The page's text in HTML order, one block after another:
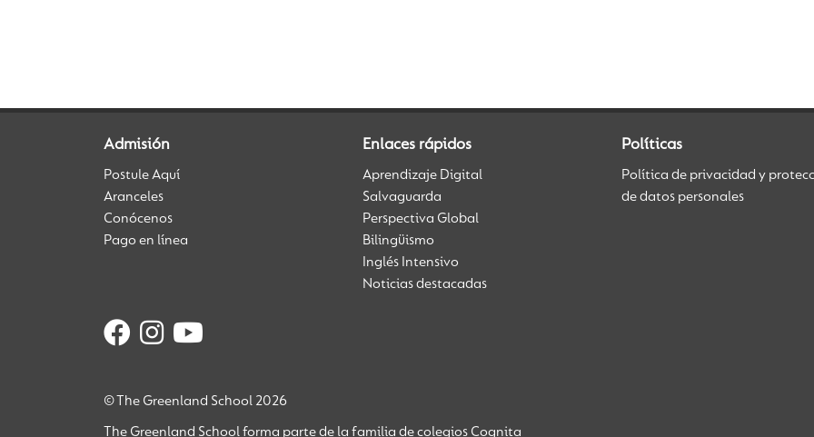
Admisión
Postule Aquí
Aranceles
Conócenos
Pago en línea
Enlaces rápidos
Aprendizaje Digital
Salvaguarda
Perspectiva Global
Bilingüismo
Inglés Intensivo
Noticias destacadas
Políticas
Política de privacidad y
de datos personales
© The Greenland School 2026
The Greenland School forma parte de la familia de colegios Cognita